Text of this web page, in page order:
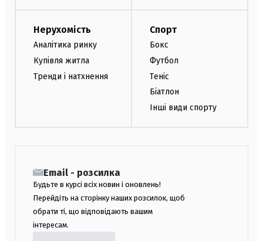
Нерухомість
Аналітика ринку
Купівля житла
Тренди і натхнення
Спорт
Бокс
Футбол
Теніс
Біатлон
Інші види спорту
Email - розсилка
Будьте в курсі всіх новин і оновлень!
Перейдіть на сторінку наших розсилок, щоб
обрати ті, що відповідають вашим
інтересам.